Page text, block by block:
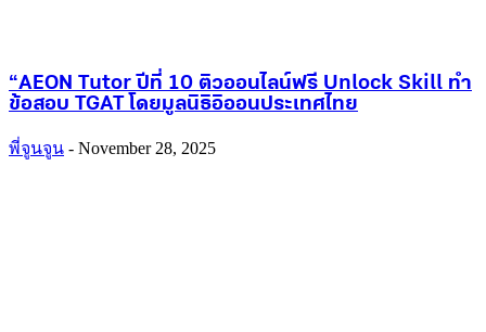
“AEON Tutor ปีที่ 10 ติวออนไลน์ฟรี Unlock Skill ทำ
ข้อสอบ TGAT โดยมูลนิธิอิออนประเทศไทย
พี่จูนจูน - November 28, 2025